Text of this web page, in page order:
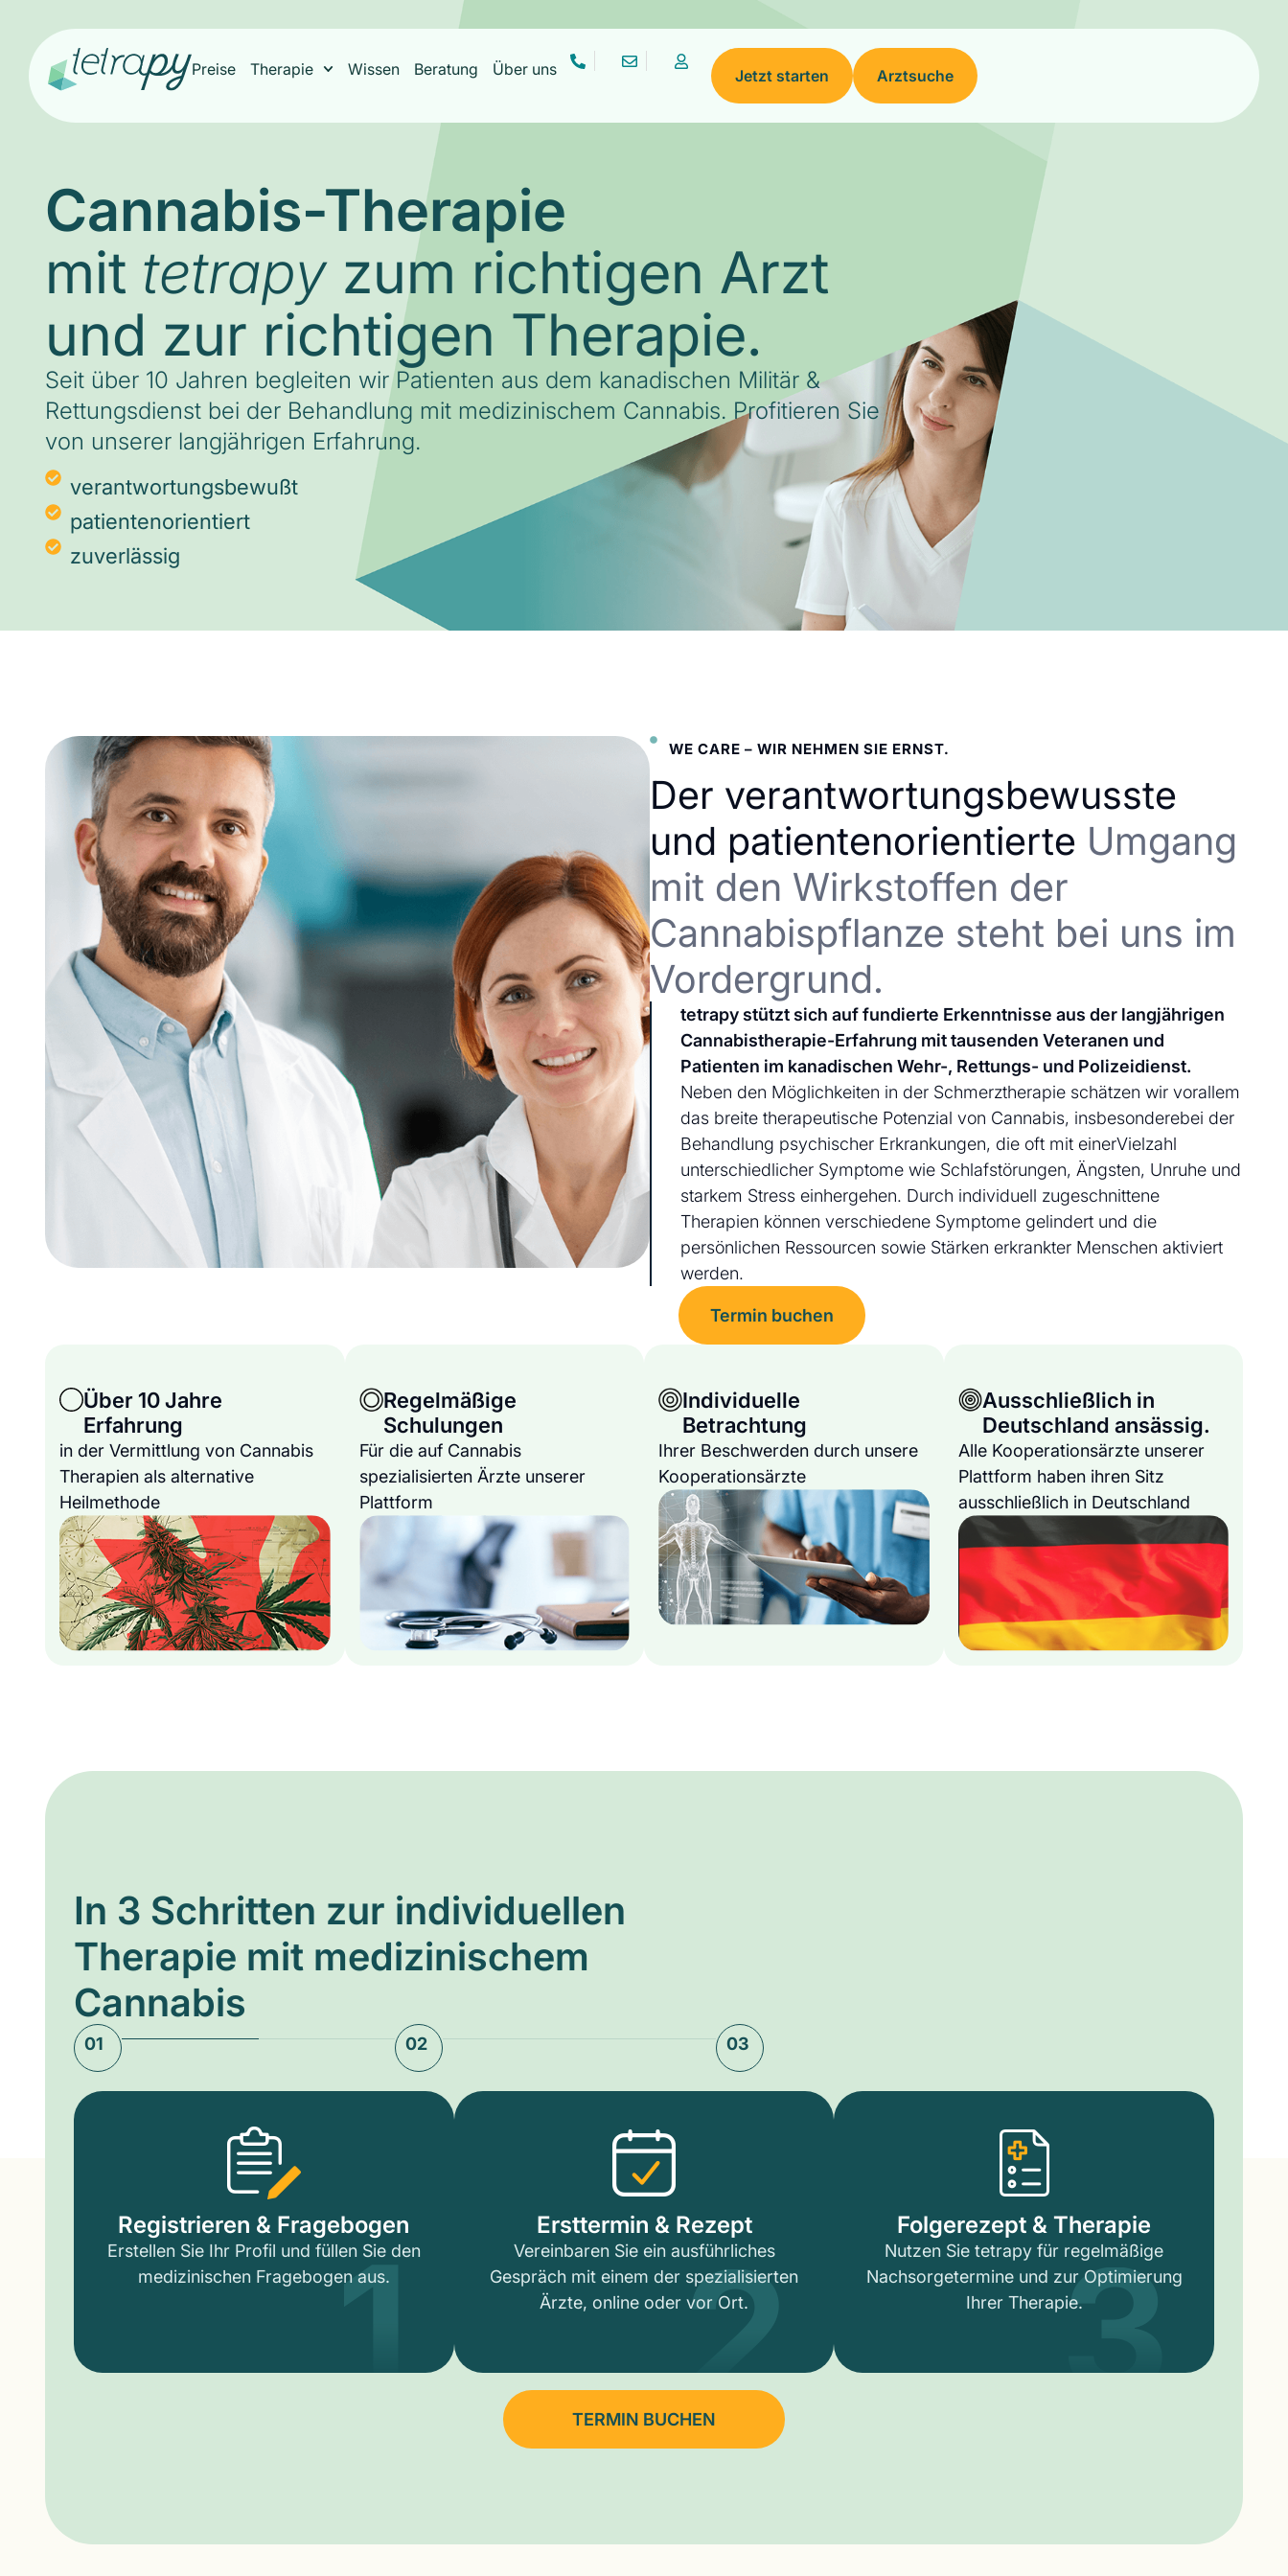
Preise Therapie Wissen Beratung Über uns Jetzt starten Arztsuche
Cannabis-Therapie
mit tetrapyzum richtigen Arzt
und zur richtigen Therapie.
Seit über 10 Jahren begleiten wir Patienten aus dem kanadischen Militär &
Rettungsdienst bei der Behandlung mit medizinischem Cannabis. Profitieren Sie
von unserer langjährigen Erfahrung.
verantwortungsbewußt
patientenorientiert
zuverlässig
WE CARE – WIR NEHMEN SIE ERNST.
Der verantwortungsbewusste
und patientenorientierte Umgang
mit den Wirkstoffen der
Cannabispflanze steht bei uns im
Vordergrund.
tetrapy stützt sich auf fundierte Erkenntnisse aus der langjährigen
Cannabistherapie-Erfahrung mit tausenden Veteranen und
Patienten im kanadischen Wehr-, Rettungs- und Polizeidienst.
Neben den Möglichkeiten in der Schmerztherapie schätzen wir vorallem
das breite therapeutische Potenzial von Cannabis, insbesonderebei der
Behandlung psychischer Erkrankungen, die oft mit einerVielzahl
unterschiedlicher Symptome wie Schlafstörungen, Ängsten, Unruhe und
starkem Stress einhergehen. Durch individuell zugeschnittene
Therapien können verschiedene Symptome gelindert und die
persönlichen Ressourcen sowie Stärken erkrankter Menschen aktiviert
werden.
Termin buchen
Über 10 Jahre
Erfahrung
in der Vermittlung von Cannabis
Therapien als alternative
Heilmethode
Regelmäßige
Schulungen
Für die auf Cannabis
spezialisierten Ärzte unserer
Plattform
Individuelle
Betrachtung
Ihrer Beschwerden durch unsere
Kooperationsärzte
Ausschließlich in
Deutschland ansässig.
Alle Kooperationsärzte unserer
Plattform haben ihren Sitz
ausschließlich in Deutschland
In 3 Schritten zur individuellen
Therapie mit medizinischem
Cannabis
01 02 03
Registrieren & Fragebogen
Erstellen Sie Ihr Profil und füllen Sie den
medizinischen Fragebogen aus.
1 Ersttermin & Rezept
Vereinbaren Sie ein ausführliches
Gespräch mit einem der spezialisierten
Ärzte, online oder vor Ort.
2 Folgerezept & Therapie
Nutzen Sie tetrapy für regelmäßige
Nachsorgetermine und zur Optimierung
Ihrer Therapie.3
TERMIN BUCHEN